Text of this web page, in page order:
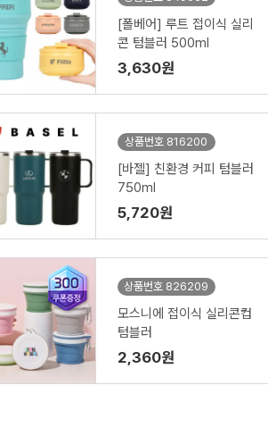
[폴베어] 루트 접이식 실리
콘 텀블러 500ml
3,630원
상품번호 816200
[바젤] 친환경 커피 텀블러
750ml
5,720원
상품번호 826209
모스니에 접이식 실리콘컵
텀블러
2,360원